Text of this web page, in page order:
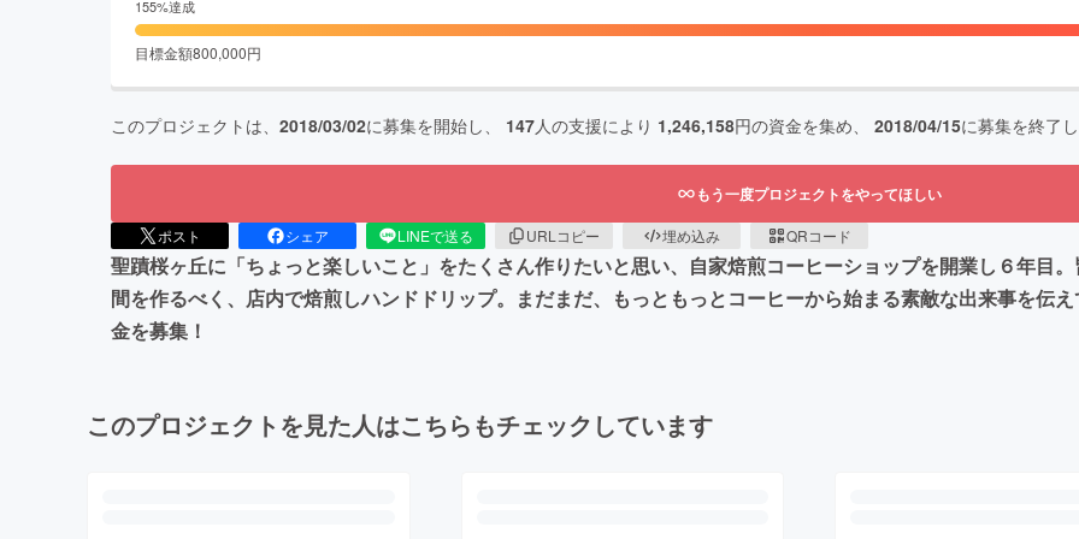
155%達成
目標金額800,000円
このプロジェクトは、 2018/03/02に募集を開始し、 147人の支援により 1,246,158円の資金を集め、 2018/04/15に募集を終了
もう一度プロジェクトをやってほしい
ポスト シェア LINEで送る URLコピー 埋め込み QRコード
聖蹟桜ヶ丘に「ちょっと楽しいこと」をたくさん作りたいと思い、自家焙煎コーヒーショップを開業し６年目
間を作るべく、店内で焙煎しハンドドリップ。まだまだ、もっともっとコーヒーから始まる素敵な出来事を伝
金を募集！
このプロジェクトを見た人はこちらもチェックしています